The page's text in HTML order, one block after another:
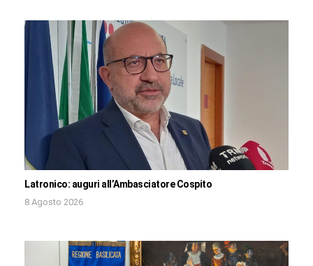
Latronico: auguri all’Ambasciatore Cospito
8 Agosto 2026